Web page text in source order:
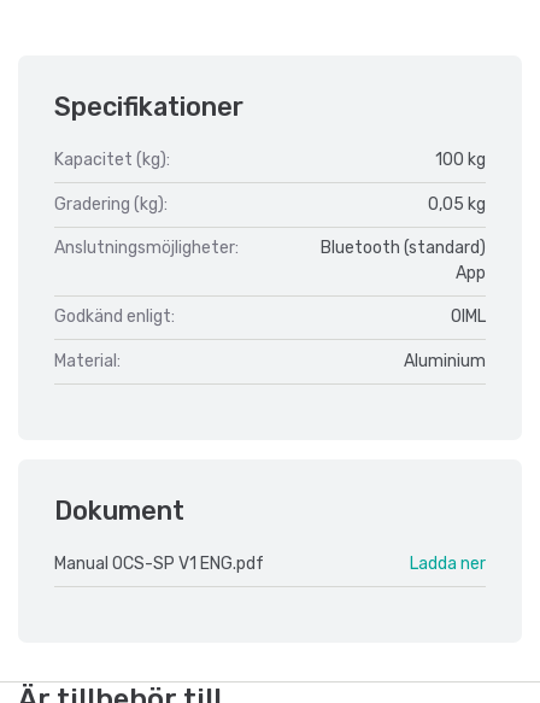
Specifikationer
Kapacitet (kg): 100 kg
Gradering (kg): 0,05 kg
Anslutningsmöjligheter:
Bluetooth (standard)
App
Godkänd enligt: OIML
Material: Aluminium
Dokument
Manual OCS-SP V1 ENG.pdf Ladda ner